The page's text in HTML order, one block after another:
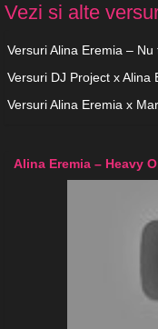
Vezi si alte
Versuri Alina Eremia –
Versuri DJ Project x Alina
Versuri Alina Eremia x
Alina Eremia – Heavy